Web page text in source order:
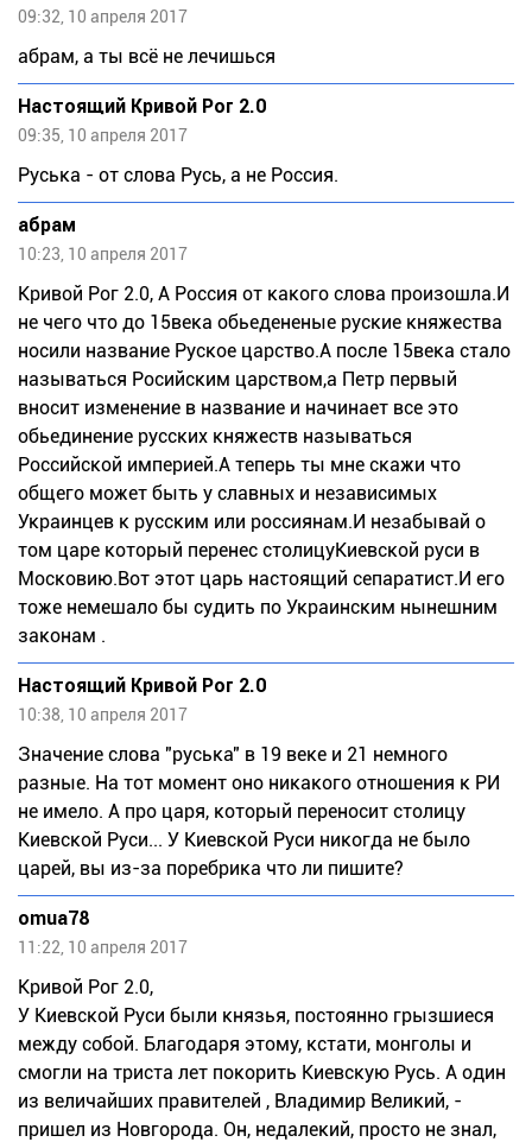
09:32, 10 апреля 2017
абрам, а ты всё не лечишься
Настоящий Кривой Рог 2.0
09:35, 10 апреля 2017
Руська - от слова Русь, а не Россия.
абрам
10:23, 10 апреля 2017
Кривой Рог 2.0, А Россия от какого слова произошла.И
не чего что до 15века обьедененые руские княжества
носили название Руское царство.А после 15века стало
называться Росийским царством,а Петр первый
вносит изменение в название и начинает все это
обьединение русских княжеств называться
Российской империей.А теперь ты мне скажи что
общего может быть у славных и независимых
Украинцев к русским или россиянам.И незабывай о
том царе который перенес столицуКиевской руси в
Московию.Вот этот царь настоящий сепаратист.И его
тоже немешало бы судить по Украинским нынешним
законам .
Настоящий Кривой Рог 2.0
10:38, 10 апреля 2017
Значение слова "руська" в 19 веке и 21 немного
разные. На тот момент оно никакого отношения к РИ
не имело. А про царя, который переносит столицу
Киевской Руси... У Киевской Руси никогда не было
царей, вы из-за поребрика что ли пишите?
omua78
11:22, 10 апреля 2017
Кривой Рог 2.0,
У Киевской Руси были князья, постоянно грызшиеся
между собой. Благодаря этому, кстати, монголы и
смогли на триста лет покорить Киевскую Русь. А один
из величайших правителей , Владимир Великий, -
пришел из Новгорода. Он, недалекий, просто не знал,